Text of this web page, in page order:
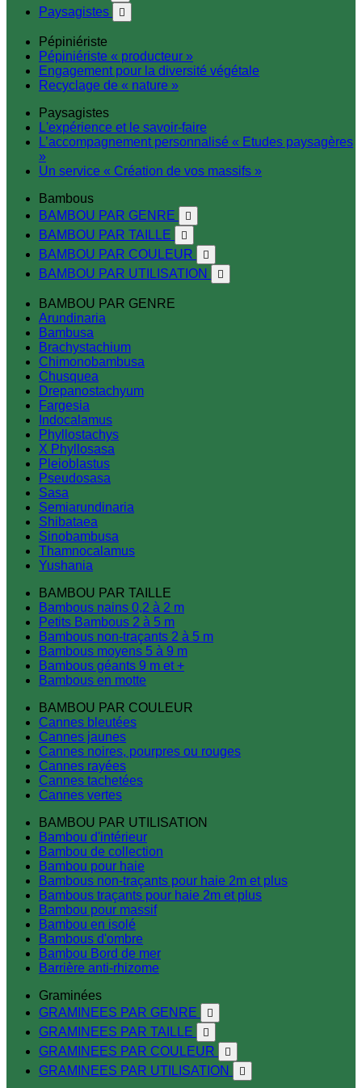
Paysagistes 
Pépiniériste
Pépiniériste « producteur »
Engagement pour la diversité végétale
Recyclage de « nature »
Paysagistes
L'expérience et le savoir-faire
L’accompagnement personnalisé « Etudes paysagères
»
Un service « Création de vos massifs »
Bambous
BAMBOU PAR GENRE

BAMBOU PAR TAILLE 
BAMBOU PAR COULEUR 
BAMBOU PAR UTILISATION 
BAMBOU PAR GENRE
Arundinaria
Bambusa
Brachystachium
Chimonobambusa
Chusquea
Drepanostachyum
Fargesia
Indocalamus
Phyllostachys
X Phyllosasa
Pleioblastus
Pseudosasa
Sasa
Semiarundinaria
Shibataea
Sinobambusa
Thamnocalamus
Yushania
BAMBOU PAR TAILLE
Bambous nains 0,2 à 2 m
Petits Bambous 2 à 5 m
Bambous non-traçants 2 à 5 m
Bambous moyens 5 à 9 m
Bambous géants 9 m et +
Bambous en motte
BAMBOU PAR COULEUR
Cannes bleutées
Cannes jaunes
Cannes noires, pourpres ou rouges
Cannes rayées
Cannes tachetées
Cannes vertes
BAMBOU PAR UTILISATION
Bambou d'intérieur
Bambou de collection
Bambou pour haie
Bambous non-traçants pour haie 2m et plus
Bambous traçants pour haie 2m et plus
Bambou pour massif
Bambou en isolé
Bambous d'ombre
Bambou Bord de mer
Barrière anti-rhizome
Graminées
GRAMINEES PAR GENRE

GRAMINEES PAR TAILLE 
GRAMINEES PAR COULEUR 
GRAMINEES PAR UTILISATION 